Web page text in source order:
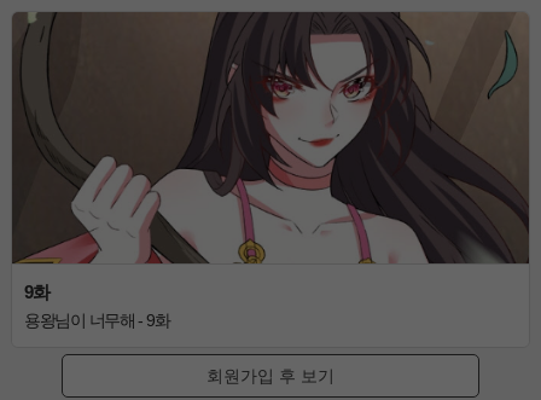
9화
용왕님이 너무해 - 9화
회원가입 후 보기